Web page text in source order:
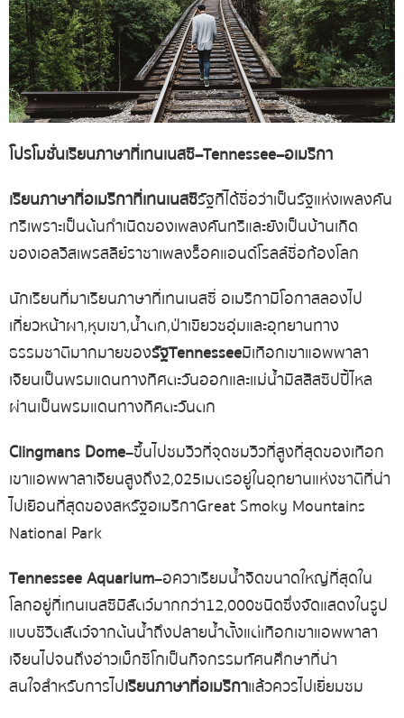
โปรโมชั่นเรียนภาษาที่เทนเนสซี– Tennessee –อเมริกา
เรียนภาษาที่อเมริกาที่เทนเนสซีรัฐที่ได้ชื่อว่าเป็นรัฐแห่งเพลงคัน
ทรี เพราะเป็นต้นกำเนิดของเพลงคันทรี และยังเป็นบ้านเกิด
ของ เอลวิส เพรสลีย์ ราชาเพลงร็อคแอนด์โรลล์ชื่อก้องโลก
นักเรียนที่มาเรียนภาษาที่เทนเนสซี่ อเมริกามีโอกาสลองไป
เที่ยว หน้าผา, หุบเขา, น้ำตก, ป่าเขียวชอุ่ม และอุทยานทาง
ธรรมชาติมากมายของรัฐTennesseeมีเทือกเขาแอพพาลา
เจียน เป็นพรมแดนทางทิศตะวันออก และแม่น้ำมิสสิสซิปปี้ ไหล
ผ่านเป็นพรมแดนทางทิศตะวันตก
Clingmans Dome– ขึ้นไปชมวิวที่จุดชมวิวที่สูงที่สุดของเทือก
เขาแอพพาลาเจียน สูงถึง 2,025 เมตร อยู่ในอุทยานแห่งชาติที่น่า
ไปเยือนที่สุดของสหรัฐอเมริกา Great Smoky Mountains
National Park
Tennessee Aquarium– อควาเรียมน้ำจืดขนาดใหญ่ที่สุดใน
โลกอยู่ที่เทนเนสซี มีสัตว์มากกว่า 12,000 ชนิด ซึ่งจัดแสดงในรูป
แบบชีวิตสัตว์จากต้นน้ำถึงปลายน้ำ ตั้งแต่เทือกเขาแอพพาลา
เจียนไปจนถึงอ่าวเม็กซิโก เป็นกิจกรรมทัศนศึกษาที่น่า
สนใจ สำหรับการไปเรียนภาษาที่อเมริกาแล้วควรไปเยี่ยมชม